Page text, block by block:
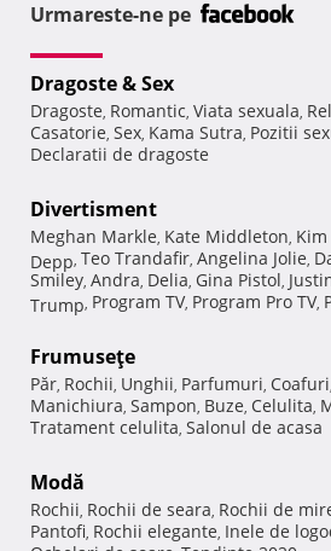
Urmareste-ne pe
Dragoste & Sex
Dragoste, Romantic, Viata sexuala,
Casatorie, Sex, Kama Sutra, Pozitii
Declaratii de dragoste
Divertisment
Meghan Markle, Kate Middleton,
Depp, Teo Trandafir, Angelina Jolie,
Smiley, Andra, Delia, Gina Pistol,
Trump, Program TV, Program Pro TV,
Frumuseţe
Păr, Rochii, Unghii, Parfumuri, Coafuri,
Manichiura, Sampon, Buze, Celulita,
Tratament celulita, Salonul de acasa
Modă
Rochii, Rochii de seara, Rochii de
Pantofi, Rochii elegante, Inele de